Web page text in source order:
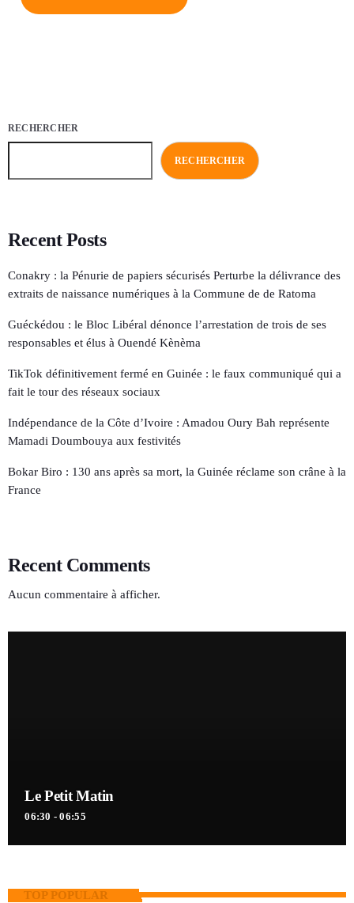
RECHERCHER
RECHERCHER
Recent Posts
Conakry : la Pénurie de papiers sécurisés Perturbe la délivrance des
extraits de naissance numériques à la Commune de de Ratoma
Guéckédou : le Bloc Libéral dénonce l’arrestation de trois de ses
responsables et élus à Ouendé Kènèma
TikTok définitivement fermé en Guinée : le faux communiqué qui a
fait le tour des réseaux sociaux
Indépendance de la Côte d’Ivoire : Amadou Oury Bah représente
Mamadi Doumbouya aux festivités
Bokar Biro : 130 ans après sa mort, la Guinée réclame son crâne à la
France
Recent Comments
Aucun commentaire à afficher.
Le Petit Matin
06:30 - 06:55
TOP POPULAR